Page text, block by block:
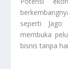
seperti
membuka
bisnis tanpa